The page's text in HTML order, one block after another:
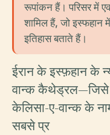
रूपांकन हैं। परिसर में
शामिल हैं, जो इस्फहान में
इतिहास बताते हैं।
ईरान के इस्फ़हान के
वान्क कैथेड्रल—जिसे
केलिसा-ए-वान्क के
सबसे प्र